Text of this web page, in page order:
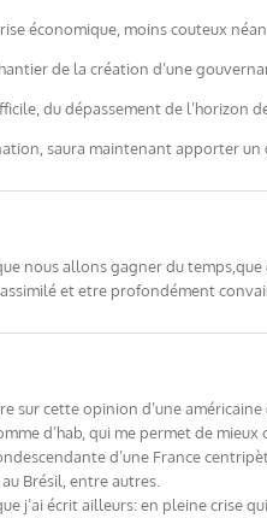
économique, moins couteux
de la création d’une
du dépassement de l’horizon
saura maintenant apporter un
nous allons gagner du
et etre profondément
sur cette opinion d’une
d’hab, qui me permet de
d’une France
Brésil, entre autres.
j’ai écrit ailleurs: en pleine crise